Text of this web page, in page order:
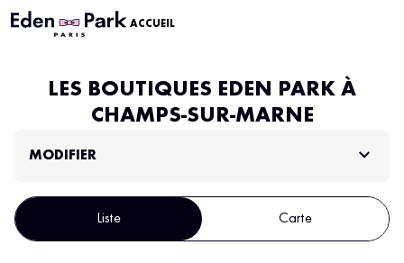
ACCUEIL
LES BOUTIQUES EDEN PARK À
CHAMPS-SUR-MARNE
MODIFIER
Liste Carte